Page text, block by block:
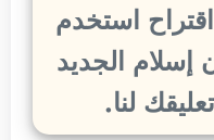
استخدم
إسلام الجديد
لنا.